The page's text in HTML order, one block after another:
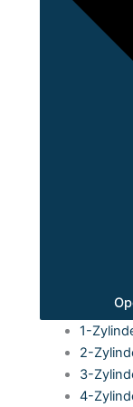
1-
2-
3-
4-